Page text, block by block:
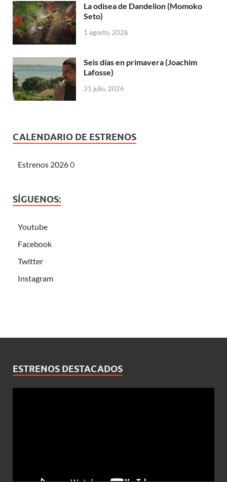
La odisea de Dandelion (Momoko
Seto)
1 agosto, 2026
Seis días en primavera (Joachim
Lafosse)
31 julio, 2026
CALENDARIO DE ESTRENOS
Estrenos 20260
SÍGUENOS:
Youtube
Facebook
Twitter
Instagram
ESTRENOS DESTACADOS